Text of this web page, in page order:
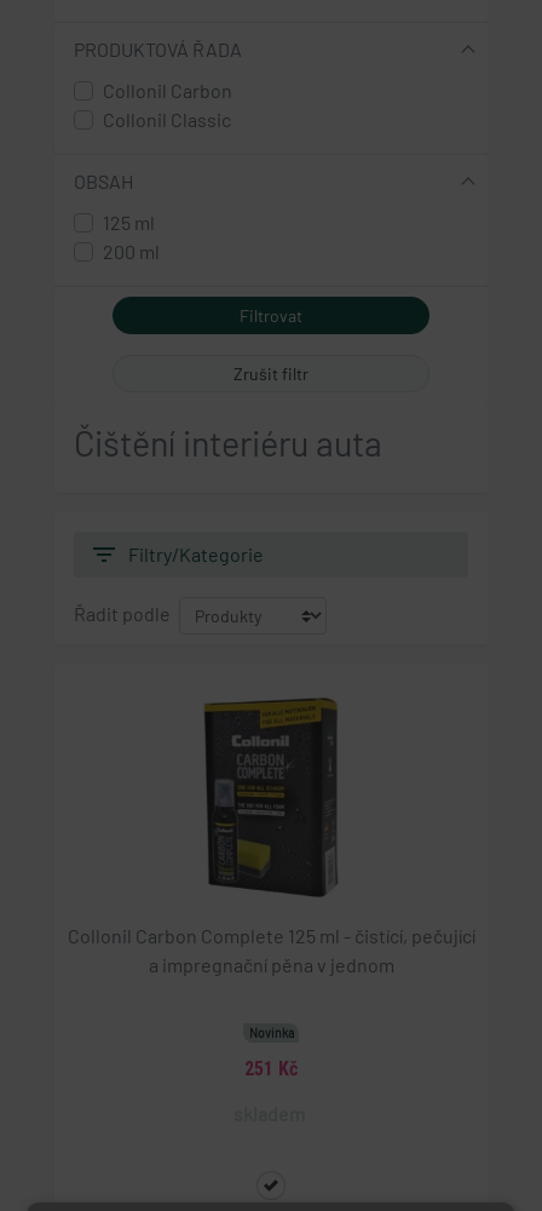
PRODUKTOVÁ ŘADA
Collonil Carbon
Collonil Classic
OBSAH
125 ml
200 ml
Zrušit filtr
Čištění interiéru auta
filter_list Filtry/Kategorie
Řadit podle
Collonil Carbon Complete 125 ml - čistící, pečující
a impregnační pěna v jednom
Novinka
251 Kč